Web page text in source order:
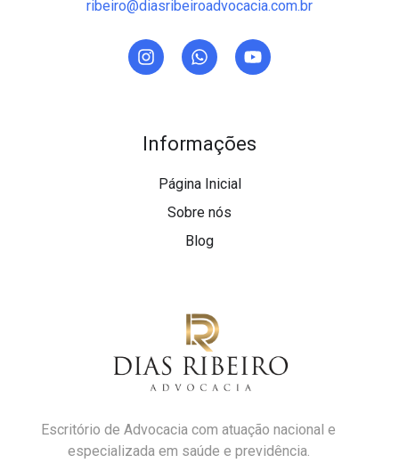
Escritório de Advocacia com atuação nacional e
especializada em saúde e previdência.
Informações
Página Inicial
Sobre nós
Blog
ribeiro@diasribeiroadvocacia.com.br